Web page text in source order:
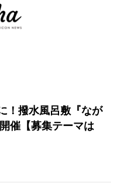
！撥水風呂敷『なが
催【募集テーマは